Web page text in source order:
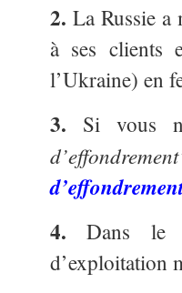
2. La Russie a
à ses clients
l’Ukraine) en
3. Si vous
4. Dans le
d’exploitation